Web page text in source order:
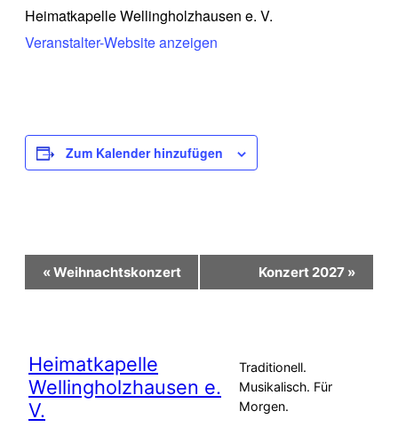
Heimatkapelle Wellingholzhausen e. V.
Veranstalter-Website anzeigen
Zum Kalender hinzufügen
Veranstaltung-
Navigation
«Weihnachtskonzert Konzert 2027 »
Heimatkapelle
Wellingholzhausen e.
V.
Traditionell.
Musikalisch. Für
Morgen.